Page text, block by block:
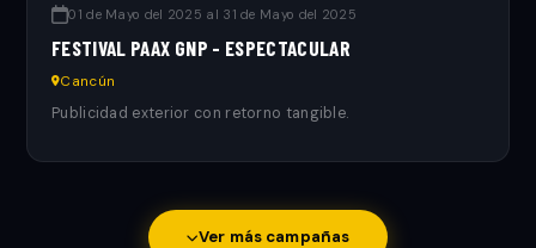
01 de Mayo del 2025 al 31 de Mayo del 2025
FESTIVAL PAAX GNP - ESPECTACULAR
Cancún
Publicidad exterior con retorno tangible.
Ver más campañas